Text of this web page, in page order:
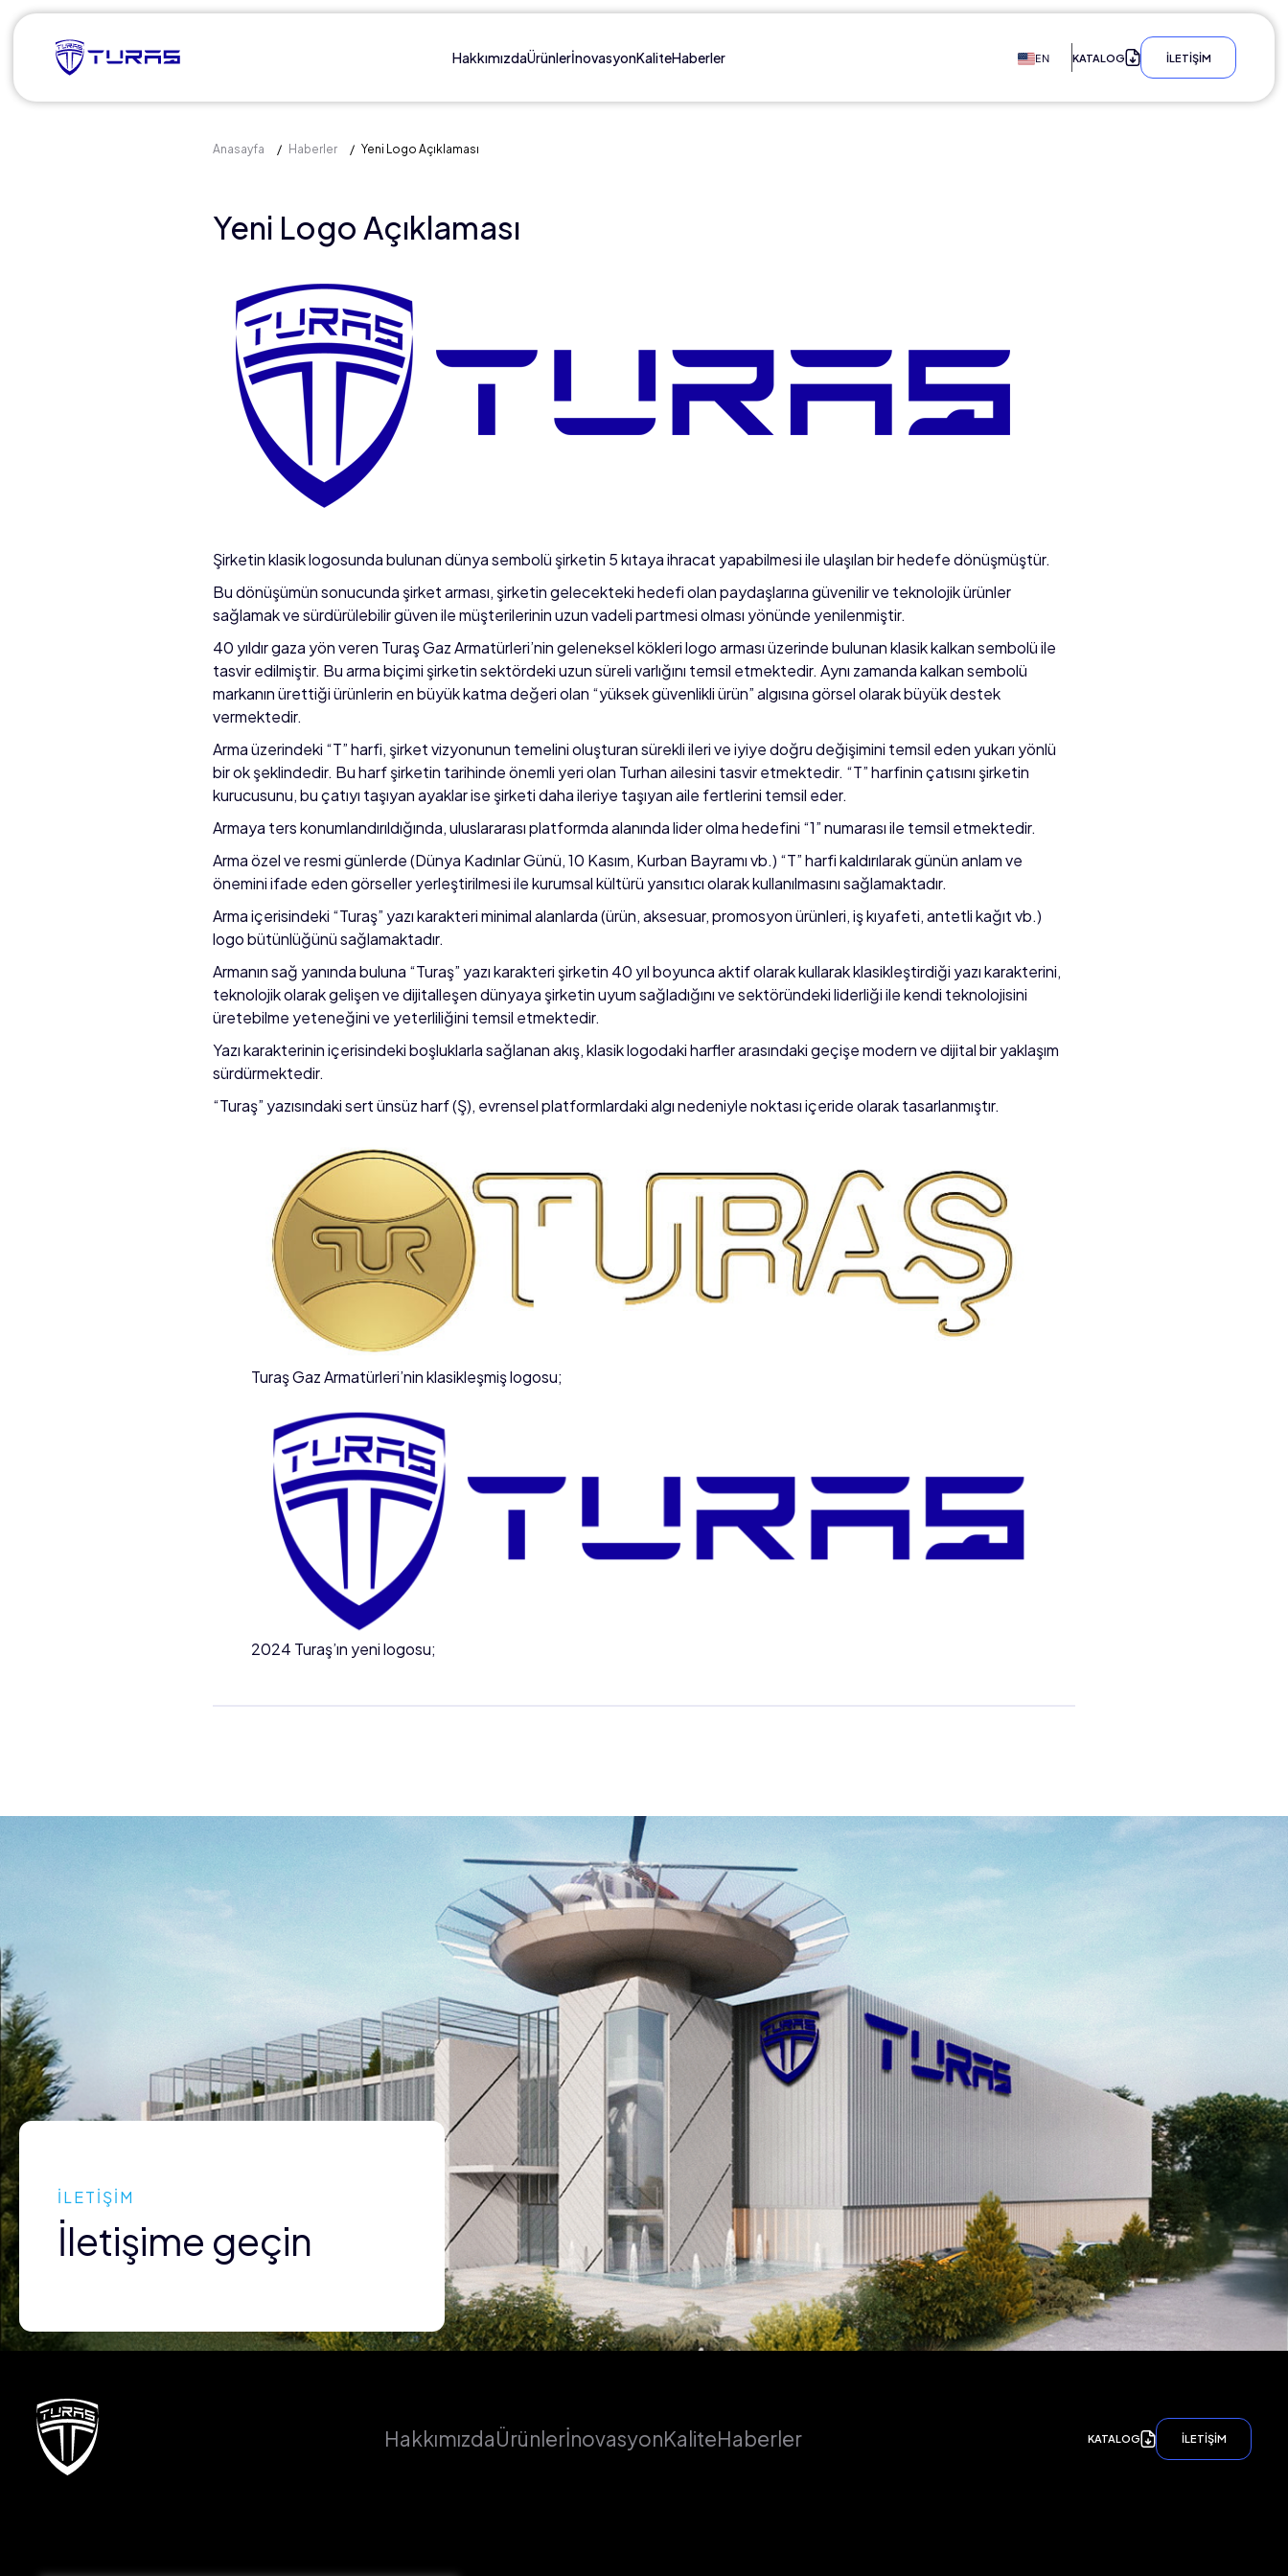
HakkımızdaÜrünlerİnovasyonKaliteHaberler EN KATALOG İLETİŞİM
Anasayfa Haberler Yeni Logo Açıklaması
Yeni Logo Açıklaması
Şirketin klasik logosunda bulunan dünya sembolü şirketin 5 kıtaya ihracat yapabilmesi ile ulaşılan bir hedefe dönüşmüştür.
Bu dönüşümün sonucunda şirket arması, şirketin gelecekteki hedefi olan paydaşlarına güvenilir ve teknolojik ürünler
sağlamak ve sürdürülebilir güven ile müşterilerinin uzun vadeli partmesi olması yönünde yenilenmiştir.
40 yıldır gaza yön veren Turaş Gaz Armatürleri’nin geleneksel kökleri logo arması üzerinde bulunan klasik kalkan sembolü ile
tasvir edilmiştir. Bu arma biçimi şirketin sektördeki uzun süreli varlığını temsil etmektedir. Aynı zamanda kalkan sembolü
markanın ürettiği ürünlerin en büyük katma değeri olan “yüksek güvenlikli ürün” algısına görsel olarak büyük destek
vermektedir.
Arma üzerindeki “T” harfi, şirket vizyonunun temelini oluşturan sürekli ileri ve iyiye doğru değişimini temsil eden yukarı yönlü
bir ok şeklindedir. Bu harf şirketin tarihinde önemli yeri olan Turhan ailesini tasvir etmektedir. “T” harfinin çatısını şirketin
kurucusunu, bu çatıyı taşıyan ayaklar ise şirketi daha ileriye taşıyan aile fertlerini temsil eder.
Armaya ters konumlandırıldığında, uluslararası platformda alanında lider olma hedefini “1” numarası ile temsil etmektedir.
Arma özel ve resmi günlerde (Dünya Kadınlar Günü, 10 Kasım, Kurban Bayramı vb.) “T” harfi kaldırılarak günün anlam ve
önemini ifade eden görseller yerleştirilmesi ile kurumsal kültürü yansıtıcı olarak kullanılmasını sağlamaktadır.
Arma içerisindeki “Turaş” yazı karakteri minimal alanlarda (ürün, aksesuar, promosyon ürünleri, iş kıyafeti, antetli kağıt vb.)
logo bütünlüğünü sağlamaktadır.
Armanın sağ yanında buluna “Turaş” yazı karakteri şirketin 40 yıl boyunca aktif olarak kullarak klasikleştirdiği yazı karakterini,
teknolojik olarak gelişen ve dijitalleşen dünyaya şirketin uyum sağladığını ve sektöründeki liderliği ile kendi teknolojisini
üretebilme yeteneğini ve yeterliliğini temsil etmektedir.
Yazı karakterinin içerisindeki boşluklarla sağlanan akış, klasik logodaki harfler arasındaki geçişe modern ve dijital bir yaklaşım
sürdürmektedir.
“Turaş” yazısındaki sert ünsüz harf (Ş), evrensel platformlardaki algı nedeniyle noktası içeride olarak tasarlanmıştır.
Turaş Gaz Armatürleri’nin klasikleşmiş logosu;
2024 Turaş’ın yeni logosu;
İLETİŞİM
İletişime geçin
HakkımızdaÜrünlerİnovasyonKaliteHaberler KATALOG İLETİŞİM